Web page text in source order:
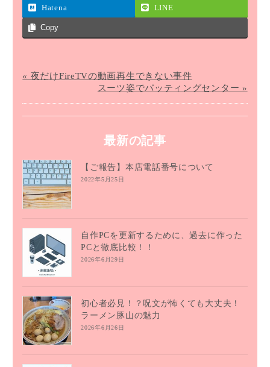
Hatena LINE
Copy
« 夜だけFireTVの動画再生できない事件
スーツ姿でバッティングセンター »
最新の記事
【ご報告】本店電話番号について
2022年5月25日
自作PCを更新するために、過去に作った
PCと徹底比較！！
2026年6月29日
初心者必見！？呪文が怖くても大丈夫！
ラーメン豚山の魅力
2026年6月26日